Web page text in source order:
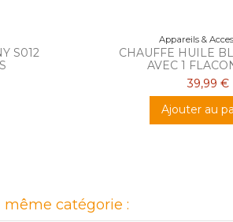
S012
Appareils &
CHAUFFE HUILE
AVEC 1
39,99 €
Ajouter au
même catégorie :